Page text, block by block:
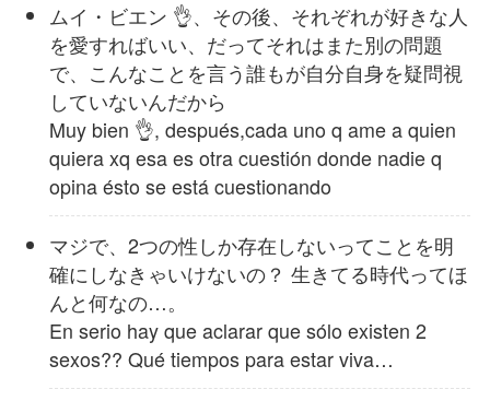
ムイ・ビエン 👌、その後、それぞれが好きな人
を愛すればいい、だってそれはまた別の問題
で、こんなことを言う誰もが自分自身を疑問視
していないんだから
Muy bien 👌, después,cada uno q ame a quien
quiera xq esa es otra cuestión donde nadie q
opina ésto se está cuestionando
マジで、2つの性しか存在しないってことを明
確にしなきゃいけないの？ 生きてる時代ってほ
んと何なの…。
En serio hay que aclarar que sólo existen 2
sexos?? Qué tiempos para estar viva…